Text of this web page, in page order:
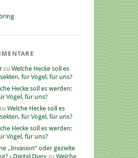
zu Welche Hecke soll es
für Vögel, für uns?
Hecke soll es werden:
Vögel, für uns?
Welche Hecke soll es
für Vögel, für uns?
Hecke soll es werden:
Vögel, für uns?
„Invasion“ oder gezielte
› Digital Diaryzu Welche